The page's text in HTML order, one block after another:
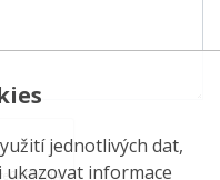
jednotlivých dat,
ukazovat informace